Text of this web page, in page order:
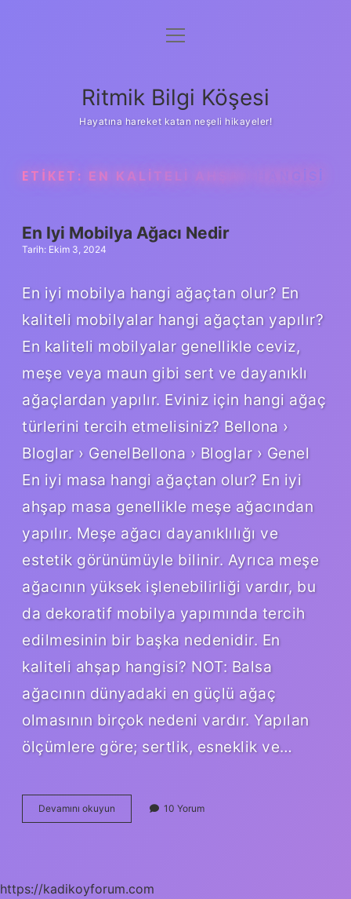
Anasayfa
Yasal Uyarı
menüyü
Ritmik Bilgi Köşesi
Hayatına hareket katan neşeli hikayeler!
ETIKET: EN KALITELI AHŞAP HANGISI
En Iyi Mobilya Ağacı Nedir
Tarih: Ekim 3, 2024
En iyi mobilya hangi ağaçtan olur? En
kaliteli mobilyalar hangi ağaçtan yapılır?
En kaliteli mobilyalar genellikle ceviz,
meşe veya maun gibi sert ve dayanıklı
ağaçlardan yapılır. Eviniz için hangi ağaç
türlerini tercih etmelisiniz? Bellona ›
Bloglar › GenelBellona › Bloglar › Genel
En iyi masa hangi ağaçtan olur? En iyi
ahşap masa genellikle meşe ağacından
yapılır. Meşe ağacı dayanıklılığı ve
estetik görünümüyle bilinir. Ayrıca meşe
ağacının yüksek işlenebilirliği vardır, bu
da dekoratif mobilya yapımında tercih
edilmesinin bir başka nedenidir. En
kaliteli ahşap hangisi? NOT: Balsa
ağacının dünyadaki en güçlü ağaç
olmasının birçok nedeni vardır. Yapılan
ölçümlere göre; sertlik, esneklik ve…
Devamını okuyun
Iyi
10 Yorum
https://kadikoyforum.com